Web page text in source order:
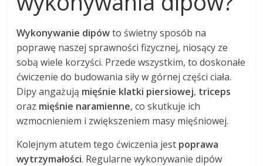
Wykonywanie dipówto świetny sposób na
poprawę naszej sprawności fizycznej, niosący ze
sobą wiele korzyści. Przede wszystkim, to doskonałe
ćwiczenie do budowania siły w górnej części ciała.
Dipy angażują mięśnie klatki piersiowej, triceps
oraz mięśnie naramienne, co skutkuje ich
wzmocnieniem i zwiększeniem masy mięśniowej.
Kolejnym atutem tego ćwiczenia jest poprawa
wytrzymałości. Regularne wykonywanie dipów